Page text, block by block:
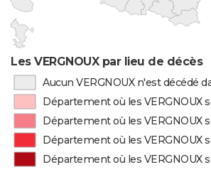
Les VERGNOUX par lieu de décès
Aucun VERGNOUX n'est décédé
Département où les VERGNOUX
Département où les VERGNOUX
Département où les
Département où les